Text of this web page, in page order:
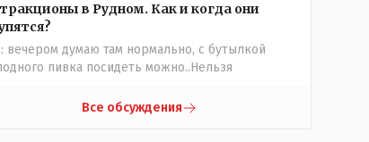
в Рудном. Как и когда они
вечером думаю там нормально, с бутылкой
пивка посидеть можно..Нельзя
Все обсуждения